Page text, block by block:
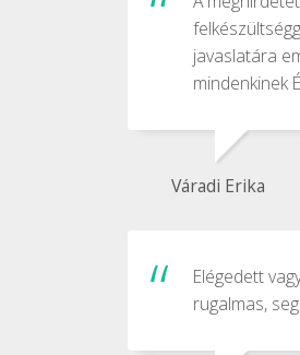
javaslatára
mindenkinek
Váradi Erika
Elégedett
rugalmas,